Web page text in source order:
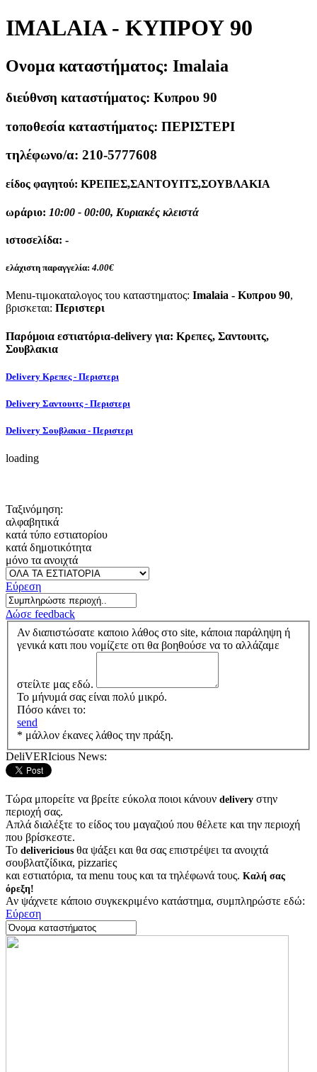
IMALAIA - ΚΥΠΡΟΥ 90
Ονομα καταστήματος: Imalaia
διεύθνση καταστήματος: Κυπρου 90
τοποθεσία καταστήματος: ΠΕΡΙΣΤΕΡΙ
τηλέφωνο/α: 210-5777608
είδος φαγητού: ΚΡΕΠΕΣ,ΣΑΝΤΟΥΙΤΣ,ΣΟΥΒΛΑΚΙΑ
ωράριο: 10:00 - 00:00, Κυριακές κλειστά
ιστοσελίδα: -
ελάχιστη παραγγελία: 4.00€
Menu-τιμοκαταλογος του καταστηματος: Imalaia - Κυπρου 90,
βρισκεται: Περιστερι
Παρόμοια εστιατόρια-delivery για: Κρεπες, Σαντουιτς,
Σουβλακια
Delivery Κρεπες - Περιστερι
Delivery Σαντουιτς - Περιστερι
Delivery Σουβλακια - Περιστερι
loading
Ταξινόμηση:
αλφαβητικά
κατά τύπο εστιατορίου
κατά δημοτικότητα
μόνο τα ανοιχτά
Εύρεση
Δώσε feedback
Αν διαπιστώσατε καποιο λάθος στο site, κάποια παράληψη ή
γενικά κατι που νομίζετε οτι θα βοηθούσε να το αλλάζαμε
στείλτε μας εδώ.
Το μήνυμά σας είναι πολύ μικρό.
Πόσο κάνει το:
send
* μάλλον έκανες λάθος την πράξη.
DeliVERIcious News:
Τώρα μπορείτε να βρείτε εύκολα ποιοι κάνουν delivery στην
περιοχή σας.
Απλά διαλέξτε το είδος του μαγαζιού που θέλετε και την περιοχή
που βρίσκεστε.
Το delivericious θα ψάξει και θα σας επιστρέψει τα ανοιχτά
σουβλατζίδικα, pizzariες
και εστιατόρια, τα menu τους και τα τηλέφωνά τους. Καλή σας
όρεξη!
Αν ψάχνετε κάποιο συγκεκριμένο κατάστημα, συμπληρώστε εδώ:
Εύρεση